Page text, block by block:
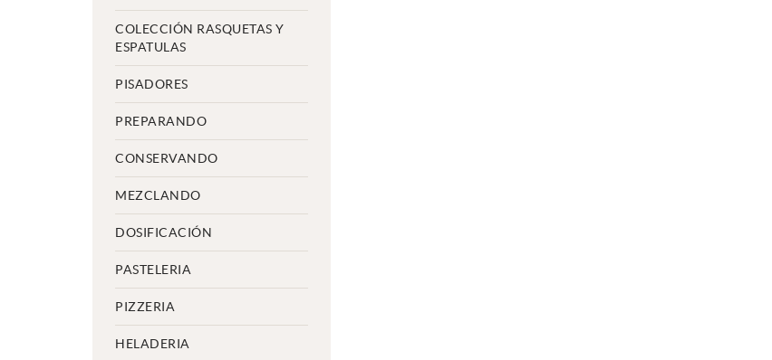
COLECCIÓN RASQUETAS Y
ESPATULAS
PISADORES
PREPARANDO
CONSERVANDO
MEZCLANDO
DOSIFICACIÓN
PASTELERIA
PIZZERIA
HELADERIA